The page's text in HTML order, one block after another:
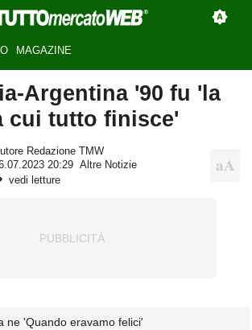
MAGAZINE
Argentina '90 fu 'la
cui tutto finisce'
Redazione TMW
20:29
Altre Notizie
vedi letture
ne 'Quando eravamo felici'